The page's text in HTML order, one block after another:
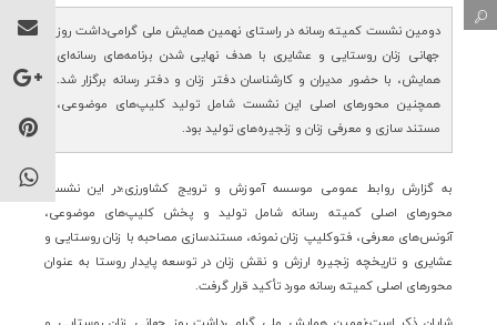
دومین نشست کمیته رسانه در راستای نهمین همایش ملی گرامی‌داشت روز
جهانی زنان روستایی و عشایری با هدف نهایی شدن برنامه‌های رسانه‌ای
همایش، با حضور مدیران و کارشناسان دفتر زنان و دفتر رسانه برگزار شد.
همچنین محورهای اصلی این نشست شامل تولید کلیپ‌های موضوعی،
مستند سازی و معرفی زنان و زنجیره‌های تولید بود.
به گزارش روابط عمومی موسسه آموزش و ترویج کشاورزی؛در این نشست
محورهای اصلی کمیته رسانه شامل تولید و پخش کلیپ‌های موضوعی،
آنونس‌های معرفی، فتوکلیپ زنان نمونه، مستند‌سازی مصاحبه با زنان روستایی و
عشایری و تاریخچه زنجیره ارزش و نقش زنان در توسعه پایدار روستا به ‌عنوان
محورهای اصلی کمیته رسانه مورد تأکید قرار گرفت.